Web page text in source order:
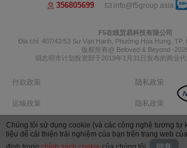
356805699 info@f5group.asia
F5在线贸易科技有限公司
Địa chỉ: 407/42/53 Sư Vạn Hạnh, Phường Hòa Hưng, TP.
版权所有@ Beloved & Beyond -
胡志明市计划投资部于2019年1月31日发布的商业
付款政策 隐私政策
运输政策 隐私政策
退货政策 退款政策
Image by Freepik
Chúng tôi sử dụng cookie (và các công nghệ tương tự
liệu để cải thiện trải nghiệm của bạn trên trang web